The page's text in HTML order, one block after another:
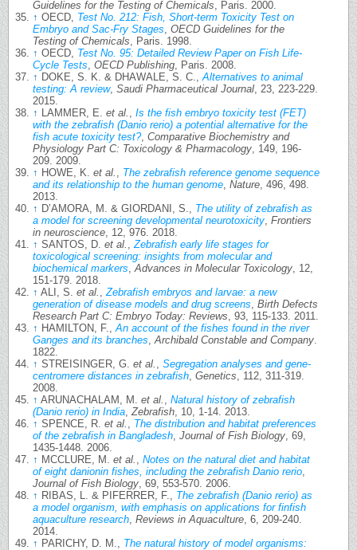
Guidelines for the Testing of Chemicals , Paris. 2000.
↑ OECD, Test No. 212: Fish, Short-term Toxicity Test on
Embryo and Sac-Fry Stages OECD Guidelines for the
Testing of Chemicals , Paris. 1998.
↑ OECD, Test No. 95: Detailed Review Paper on Fish Life-
Cycle Tests OECD Publishing , Paris. 2008.
↑ DOKE, S. K. & DHAWALE, S. C., Alternatives to animal
testing: A review, Saudi Pharmaceutical Journal , 23, 223-229.
2015.
↑ LAMMER, E. et al.
Is the fish embryo toxicity test (FET)
with the zebrafish (Danio rerio) a potential alternative for the
fish acute toxicity test?, Comparative Biochemistry and
Physiology Part C: Toxicology & Pharmacology , 149, 196-
209. 2009.
↑ HOWE, K. et al.
The zebrafish reference genome sequence
and its relationship to the human genome Nature , 496, 498.
2013.
↑ D’AMORA, M. & GIORDANI, S., The utility of zebrafish as
a model for screening developmental neurotoxicity Frontiers
in neuroscience , 12, 976. 2018.
↑ SANTOS, D. et al.
Zebrafish early life stages for
toxicological screening: insights from molecular and
biochemical markers Advances in Molecular Toxicology , 12,
151-179. 2018.
↑ ALI, S. et al.
Zebrafish embryos and larvae: a new
generation of disease models and drug screens Birth Defects
Research Part C: Embryo Today: Reviews , 93, 115-133. 2011.
↑ HAMILTON, F., An account of the fishes found in the river
Ganges and its branches Archibald Constable and Company
1822.
↑ STREISINGER, G. et al.
Segregation analyses and gene-
centromere distances in zebrafish Genetics , 112, 311-319.
2008.
↑ ARUNACHALAM, M. et al.
Natural history of zebrafish
(Danio rerio) in India Zebrafish , 10, 1-14. 2013.
↑ SPENCE, R. et al.
The distribution and habitat preferences
of the zebrafish in Bangladesh Journal of Fish Biology , 69,
1435-1448. 2006.
↑ MCCLURE, M. et al.
Notes on the natural diet and habitat
of eight danionin fishes, including the zebrafish Danio rerio
Journal of Fish Biology , 69, 553-570. 2006.
↑ RIBAS, L. & PIFERRER, F., The zebrafish (Danio rerio) as
a model organism, with emphasis on applications for finfish
aquaculture research Reviews in Aquaculture , 6, 209-240.
2014.
↑ PARICHY, D. M., The natural history of model organisms: